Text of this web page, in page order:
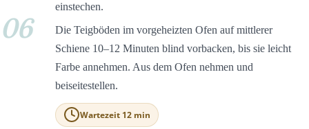
einstechen.
06
Die Teigböden im vorgeheizten Ofen auf mittlerer
Schiene 10–12 Minuten blind vorbacken, bis sie leicht
Farbe annehmen. Aus dem Ofen nehmen und
beiseitestellen.
Wartezeit 12 min